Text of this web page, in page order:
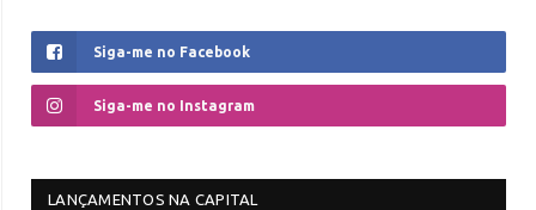
Siga-me no Facebook
Siga-me no Instagram
LANÇAMENTOS NA CAPITAL